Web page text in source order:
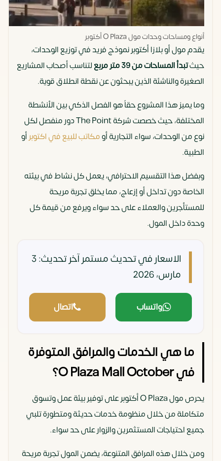
أنواع ومساحات وحدات مول O Plaza أكتوبر
يقدم مول أو بلازا أكتوبر نموذج فريد في توزيع الوحدات،
حيثتبدأ المساحات من 39 متر مربع
لتناسب أصحاب المشاريع
الصغيرة والناشئة الذين يبحثون عن نقطة انطلاق قوية.
وما يميز هذا المشروع حقاً هو الفصل الذكي بين الأنشطة
المختلفة، حيث خصصت شركة The Point دور منفصل لكل
نوع من الوحدات، سواء التجارية أومكاتب للبيع في اكتوبرأو
الطبية.
وبفضل هذا التقسيم الاحترافي، يعمل كل نشاط في بيئته
الخاصة دون تداخل أو إزعاج، مما يخلق تجربة مريحة
للمستأجرين والعملاء على حد سواء ويرفع من قيمة كل
وحدة داخل المول.
الاسعار في تحديث مستمر
آخر تحديث: 3
مارس، 2026
واتساب اتصال
ما هي الخدمات والمرافق المتوفرة
في O Plaza Mall October؟
يحرص مول O Plaza أكتوبر على توفير بيئة عمل وتسوق
متكاملة من خلال منظومة خدمات حديثة ومتطورة تلبي
جميع احتياجات المستثمرين والزوار على حد سواء.
ومن خلال هذه المرافق المتنوعة، يضمن المول تجربة مريحة